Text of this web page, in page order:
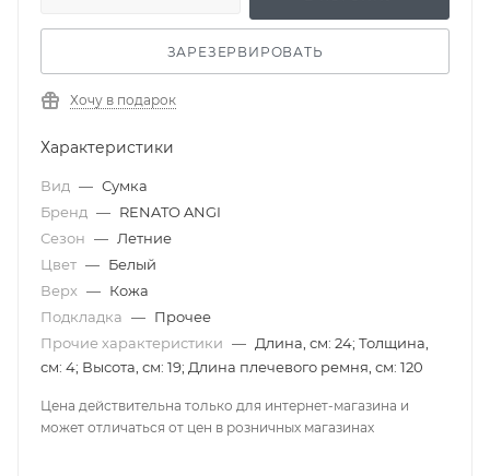
ЗАРЕЗЕРВИРОВАТЬ
Хочу в подарок
Характеристики
Вид — Сумка
Бренд — RENATO ANGI
Сезон — Летние
Цвет — Белый
Верх — Кожа
Подкладка — Прочее
Прочие характеристики — Длина, см: 24; Толщина,
см: 4; Высота, см: 19; Длина плечевого ремня, см: 120
Цена действительна только для интернет-магазина и
может отличаться от цен в розничных магазинах